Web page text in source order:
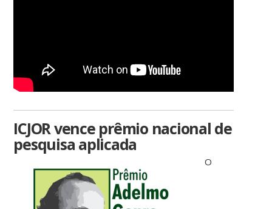
ICJOR vence prêmio nacional de
pesquisa aplicada
O